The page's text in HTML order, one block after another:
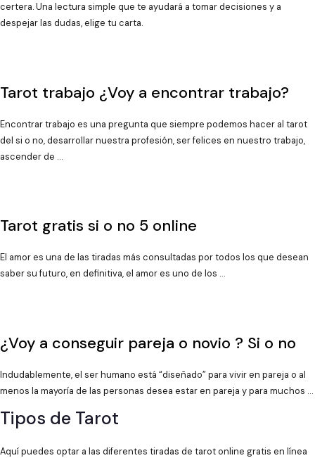
certera. Una lectura simple que te ayudará a tomar decisiones y a
despejar las dudas, elige tu carta.
Tarot trabajo ¿Voy a encontrar trabajo?
Encontrar trabajo es una pregunta que siempre podemos hacer al tarot
del si o no, desarrollar nuestra profesión, ser felices en nuestro trabajo,
ascender de …
Tarot gratis si o no 5 online
El amor es una de las tiradas más consultadas por todos los que desean
saber su futuro, en definitiva, el amor es uno de los …
¿Voy a conseguir pareja o novio ? Si o no
Indudablemente, el ser humano está “diseñado” para vivir en pareja o al
menos la mayoría de las personas desea estar en pareja y para muchos …
Tipos de Tarot
Aquí puedes optar a las diferentes tiradas de tarot online gratis en línea